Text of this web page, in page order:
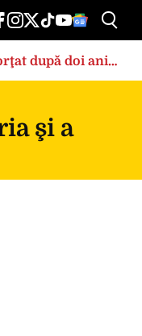
după doi ani
şi a